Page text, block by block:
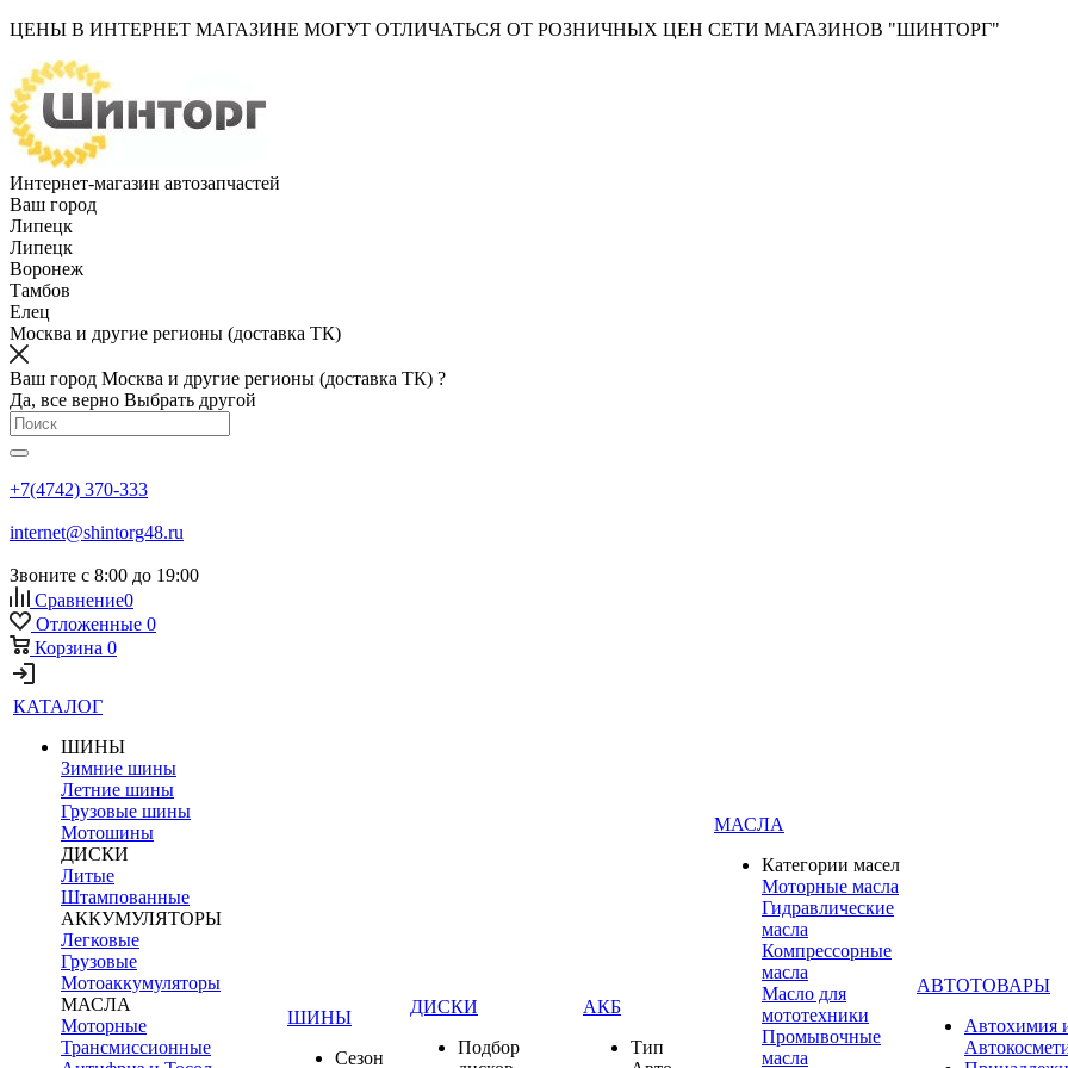
ЦЕНЫ В ИНТЕРНЕТ МАГАЗИНЕ МОГУТ ОТЛИЧАТЬСЯ ОТ РОЗНИЧНЫХ ЦЕН СЕТИ МАГАЗИНОВ "ШИНТОРГ"
Интернет-магазин автозапчастей
Ваш город
Липецк
Липецк
Воронеж
Тамбов
Елец
Москва и другие регионы (доставка ТК)
Ваш город Москва и другие регионы (доставка ТК) ?
Да, все верно Выбрать другой
+7(4742) 370-333
internet@shintorg48.ru
Звоните с 8:00 до 19:00
Сравнение0
Отложенные 0
Корзина 0
КАТАЛОГ
ШИНЫ
Зимние шины
Летние шины
Грузовые шины
Мотошины
ДИСКИ
Литые
Штампованные
АККУМУЛЯТОРЫ
Легковые
Грузовые
Мотоаккумуляторы
МАСЛА
Моторные
Трансмиссионные
ШИНЫ
Сезон
ДИСКИ
Подбор
АКБ
Тип
МАСЛА
Категории масел
Моторные масла
Гидравлические
масла
Компрессорные
масла
Масло для
мототехники
Промывочные
масла
АВТОТОВАРЫ
Автохимия